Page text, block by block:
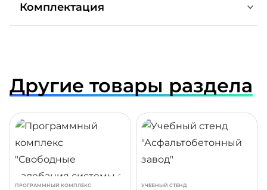
Комплектация
Другие товары раздела
ПРОГРАММНЫЙ КОМПЛЕКС
УЧЕБНЫЙ СТЕНД
ПОДРОБНЕЕ